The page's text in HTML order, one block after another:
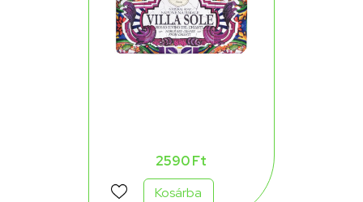
2590 Ft
Kosárba